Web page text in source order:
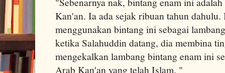
Kan'an. Ia ada sejak ribuan tahun
menggunakan bintang ini sebagai
ketika Salahuddin datang, dia membina
mengekalkan lambang bintang enam ini
Arab Kan'an yang telah Islam. "